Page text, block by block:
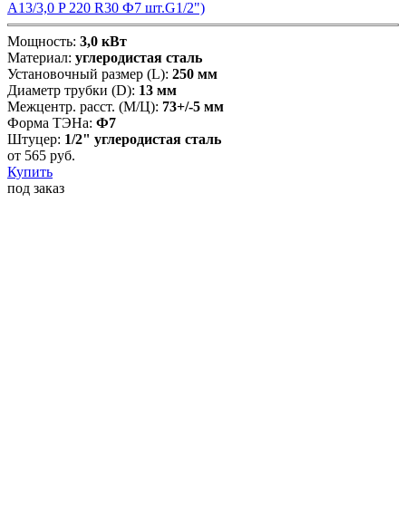
А13/3,0 P 220 R30 Ф7 шт.G1/2")
Мощность: 3,0 кВт
Материал: углеродистая сталь
Установочный размер (L): 250 мм
Диаметр трубки (D): 13 мм
Межцентр. расст. (М/Ц): 73+/-5 мм
Форма ТЭНа: Ф7
Штуцер: 1/2" углеродистая сталь
от 565 руб.
Купить
под заказ